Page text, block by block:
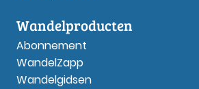
Wandelproducten
Abonnement
WandelZapp
Wandelgidsen